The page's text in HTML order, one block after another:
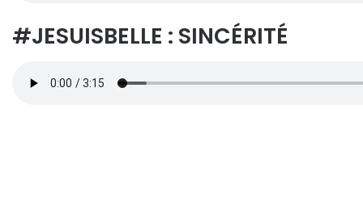
#JESUISBELLE : SINCÉRITÉ